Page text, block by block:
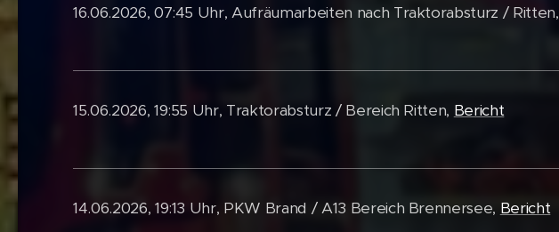
16.06.2026, 07:45 Uhr, Aufräumarbeiten nach Traktorabsturz / Ritten,
15.06.2026, 19:55 Uhr, Traktorabsturz / Bereich Ritten, Bericht
14.06.2026, 19:13 Uhr, PKW Brand / A13 Bereich Brennersee, Bericht